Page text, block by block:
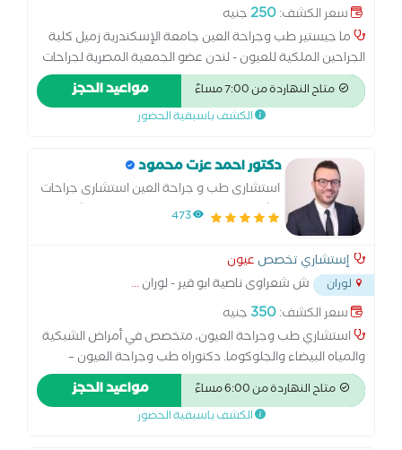
سعر الكشف:250جنيه
ما جيستير طب وجراحة العين جامعة الإسكندرية زميل كلية
الجراحين الملكية للعيون - لندن عضو الجمعية المصرية لجراحات
تجميل العيون OPSE أخصائي جراحة المياه البيضاء وتصحيح
الابصار بالليزر. أخصائي جراحات الجفون والقنوات الدمعية وأورام
وكسور محجر العين.
متاح النهاردة من 7:00 مساءً مواعيد الحجز
الكشف باسبقية الحضور
دكتور احمد عزت محمود
استشارى طب و جراحة العين استشارى جراحات
الشبكية و الجسم الزجاجى و الليزر استشارى
الابصار بالليزر
473
إستشاري تخصص عيون
لوران ش شعراوى ناصية ابو قير - لوران...
سعر الكشف:350 جنيه
استشاري طب وجراحة العيون، متخصص في أمراض الشبكية
والمياه البيضاء والجلوكوما. دكتوراه طب وجراحة العيون –
جامعة الإسكندرية، زميل كلية الجراحين الملكية بإنجلترا.
ماجستير طب و جراحة العين خبرة متقدمة في الجراحات الدقيقة
و وحقن الشبكيةو الليزر وتصحيح الابصار بأحدث التقنيات
متاح النهاردة من 6:00 مساءً مواعيد الحجز
الكشف باسبقية الحضور